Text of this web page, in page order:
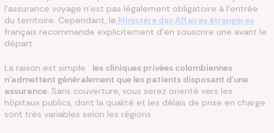
l'assurance voyage n'est pas légalement obligatoire à l'entrée
du territoire. Cependant, le Ministère des Affaires étrangères
français recommande explicitement d'en souscrire une avant le
départ.
La raison est simple : les cliniques privées colombiennes
n'admettent généralement que les patients disposant d'une
assurance. Sans couverture, vous serez orienté vers les
hôpitaux publics, dont la qualité et les délais de prise en charge
sont très variables selon les régions.